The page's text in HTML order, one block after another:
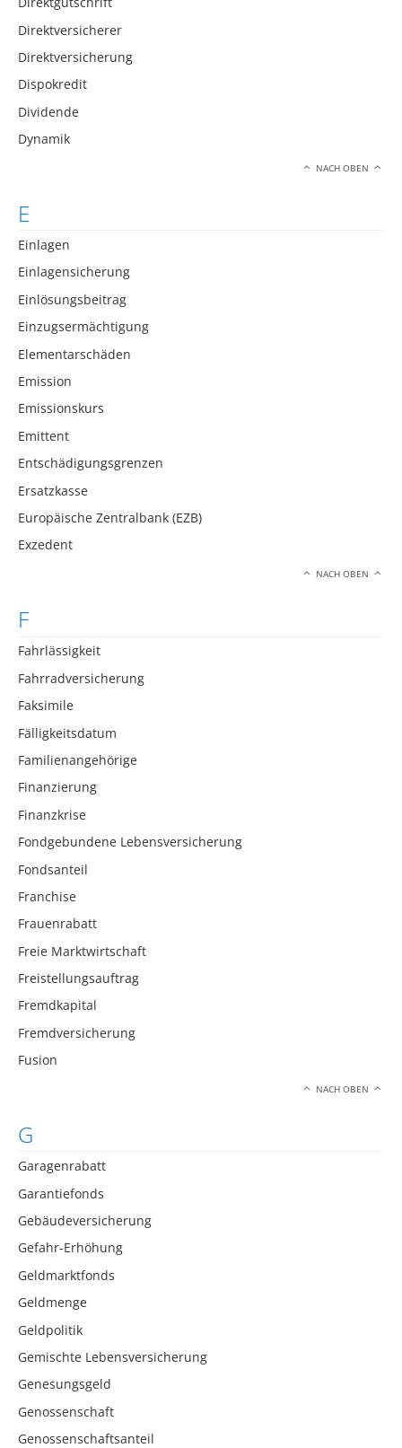
Direktversicherer
Direktversicherung
Dispokredit
Dividende
Dynamik
NACH OBEN
E
Einlagen
Einlagensicherung
Einlösungsbeitrag
Einzugsermächtigung
Elementarschäden
Emission
Emissionskurs
Emittent
Entschädigungsgrenzen
Ersatzkasse
Europäische Zentralbank (EZB)
Exzedent
NACH OBEN
F
Fahrlässigkeit
Fahrradversicherung
Faksimile
Fälligkeitsdatum
Familienangehörige
Finanzierung
Finanzkrise
Fondgebundene Lebensversicherung
Fondsanteil
Franchise
Frauenrabatt
Freie Marktwirtschaft
Freistellungsauftrag
Fremdkapital
Fremdversicherung
Fusion
NACH OBEN
G
Garagenrabatt
Garantiefonds
Gebäudeversicherung
Gefahr-Erhöhung
Geldmarktfonds
Geldmenge
Geldpolitik
Gemischte Lebensversicherung
Genesungsgeld
Genossenschaft
Genossenschaftsanteil